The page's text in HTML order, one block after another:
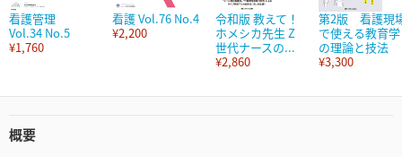
看護管理
Vol.34 No.5
¥1,760
看護 Vol.76 No.4
¥2,200
令和版 教えて！
ホメシカ先生 Z
世代ナースの...
¥2,860
第2版 看護現
で使える教育学
の理論と技法
¥3,300
概要